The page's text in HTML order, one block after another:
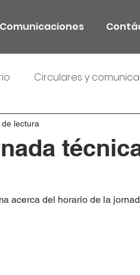
Comunicaciones
Circulares y
de lectura
acerca del horario de la